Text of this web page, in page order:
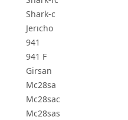
Shark-c
Jerıcho
941
941 F
Girsan
Mc28sa
Mc28sac
Mc28sas